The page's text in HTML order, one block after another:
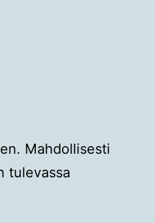
Mahdollisesti
tulevassa